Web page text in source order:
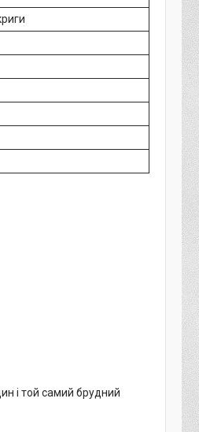
і той самий брудний